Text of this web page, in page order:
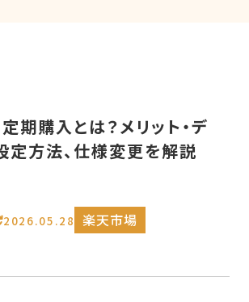
期購入とは？メリット・デ
定方法、仕様変更を解説
2026.05.28 楽天市場